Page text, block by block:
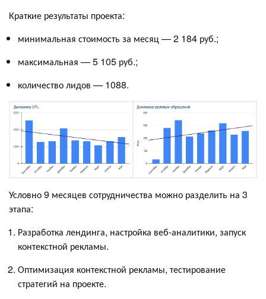
Краткие результаты проекта:
минимальная стоимость за месяц — 2 184 руб.;
максимальная — 5 105 руб.;
количество лидов — 1088.
Условно 9 месяцев сотрудничества можно разделить на 3
этапа:
Разработка лендинга, настройка веб-аналитики, запуск
контекстной рекламы.
Оптимизация контекстной рекламы, тестирование
стратегий на проекте.